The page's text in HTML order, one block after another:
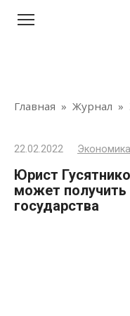
Главная » Журнал »
22.02.2022 Экономика
Юрист
может
государства